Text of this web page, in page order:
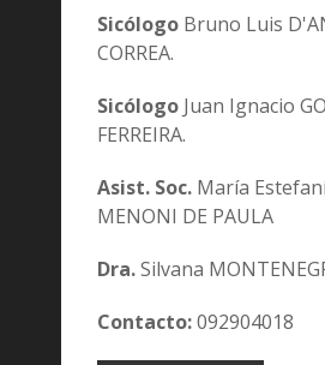
SicólogoBruno Luis
CORREA.
SicólogoJuan Ignacio
FERREIRA.
Asist. Soc.María
MENONI DE PAULA
Dra.Silvana
Contacto:092904018